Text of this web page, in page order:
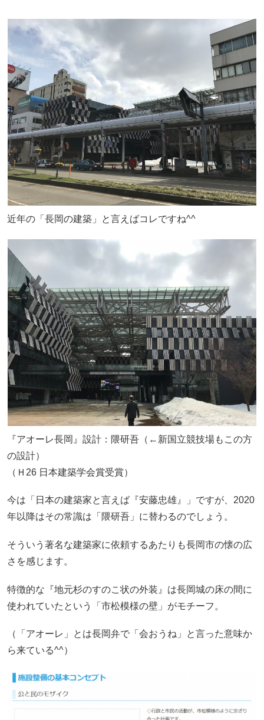
近年の「長岡の建築」と言えばコレですね^^
『アオーレ長岡』設計：隈研吾（←新国立競技場もこの方
の設計）
（Ｈ26 日本建築学会賞受賞）
今は「日本の建築家と言えば『安藤忠雄』」ですが、2020
年以降はその常識は「隈研吾」に替わるのでしょう。
そういう著名な建築家に依頼するあたりも長岡市の懐の広
さを感じます。
特徴的な『地元杉のすのこ状の外装』は長岡城の床の間に
使われていたという「市松模様の壁」がモチーフ。
（「アオーレ」とは長岡弁で「会おうね」と言った意味か
ら来ている^^）